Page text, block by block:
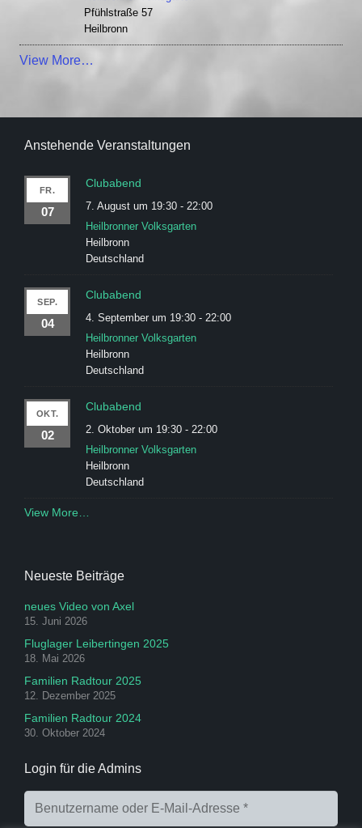
Pfühlstraße 57
Heilbronn
View More…
Anstehende Veranstaltungen
FR.
07
Clubabend
7. August um 19:30 - 22:00
Heilbronner Volksgarten
Heilbronn
Deutschland
SEP.
04
Clubabend
4. September um 19:30 - 22:00
Heilbronner Volksgarten
Heilbronn
Deutschland
OKT.
02
Clubabend
2. Oktober um 19:30 - 22:00
Heilbronner Volksgarten
Heilbronn
Deutschland
View More…
Neueste Beiträge
neues Video von Axel
15. Juni 2026
Fluglager Leibertingen 2025
18. Mai 2026
Familien Radtour 2025
12. Dezember 2025
Familien Radtour 2024
30. Oktober 2024
Login für die Admins